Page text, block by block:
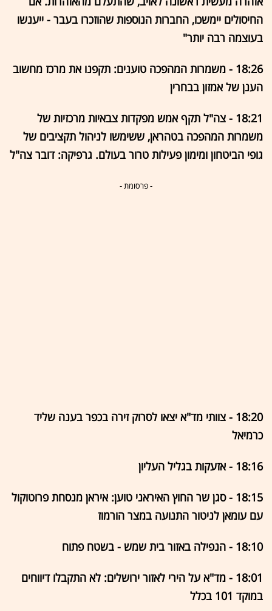
החיסולים יימשכו, החברות הנוספות שהוזכרו בעבר - ייענשו
בעוצמה רבה יותר"
18:26 - משמרות המהפכה טוענים: תקפנו את מרכז מחשוב
הענן של אמזון בבחרין
18:21 - צה"ל תקף אמש מפקדות צבאיות מרכזיות של
משמרות המהפכה בטהראן, ששימשו לניהול תקציבים של
גופי הביטחון ומימון פעילות טרור בעולם. גרפיקה: דובר צה"ל
- פרסומת -
18:20 - צוותי מד"א יצאו לסרוק זירה בכפר בענה שליד
כרמיאל
18:16 - אזעקות בגליל העליון
18:15 - סגן שר החוץ האיראני טוען: איראן מנסחת פרוטוקול
עם עומאן לניטור התנועה במצר הורמוז
18:10 - הנפילה באזור בית שמש - בשטח פתוח
18:01 - מד"א על הירי לאזור ירושלים: לא התקבלו דיווחים
במוקד 101 בכלל